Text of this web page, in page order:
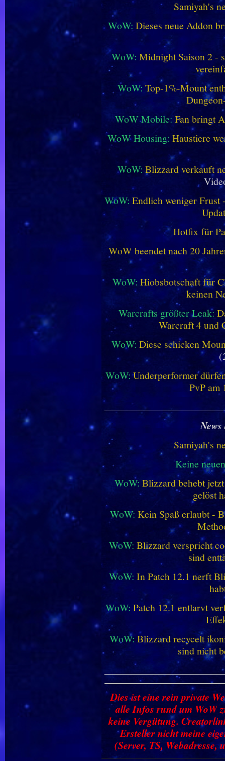
Samiyah's
WoW: Dieses neue Addon
WoW: Midnight Saison 2 -
WoW: Top-1%-Mount
WoW Mobile: Fan bringt
WoW Housing: Haustiere
WoW: Blizzard verkauft
WoW: Endlich weniger
Hotfix für
WoW beendet nach 20
WoW: Hiobsbotschaft für
keinen
Warcrafts größter Leak:
Warcraft 4 und
WoW: Diese schicken
WoW: Underperformer
PvP am
Samiyah's
Keine
WoW: Blizzard behebt
gelöst
WoW: Kein Spaß erlaubt -
WoW: Blizzard verspricht
sind
WoW: In Patch 12.1 nerft
WoW: Patch 12.1 entlarvt
WoW:Blizzard recycelt
sind nicht
Dies ist eine rein private
alle Infos rund um WoW
keine Vergütung.
Ersteller nicht meine
(Server, TS, Webadresse,